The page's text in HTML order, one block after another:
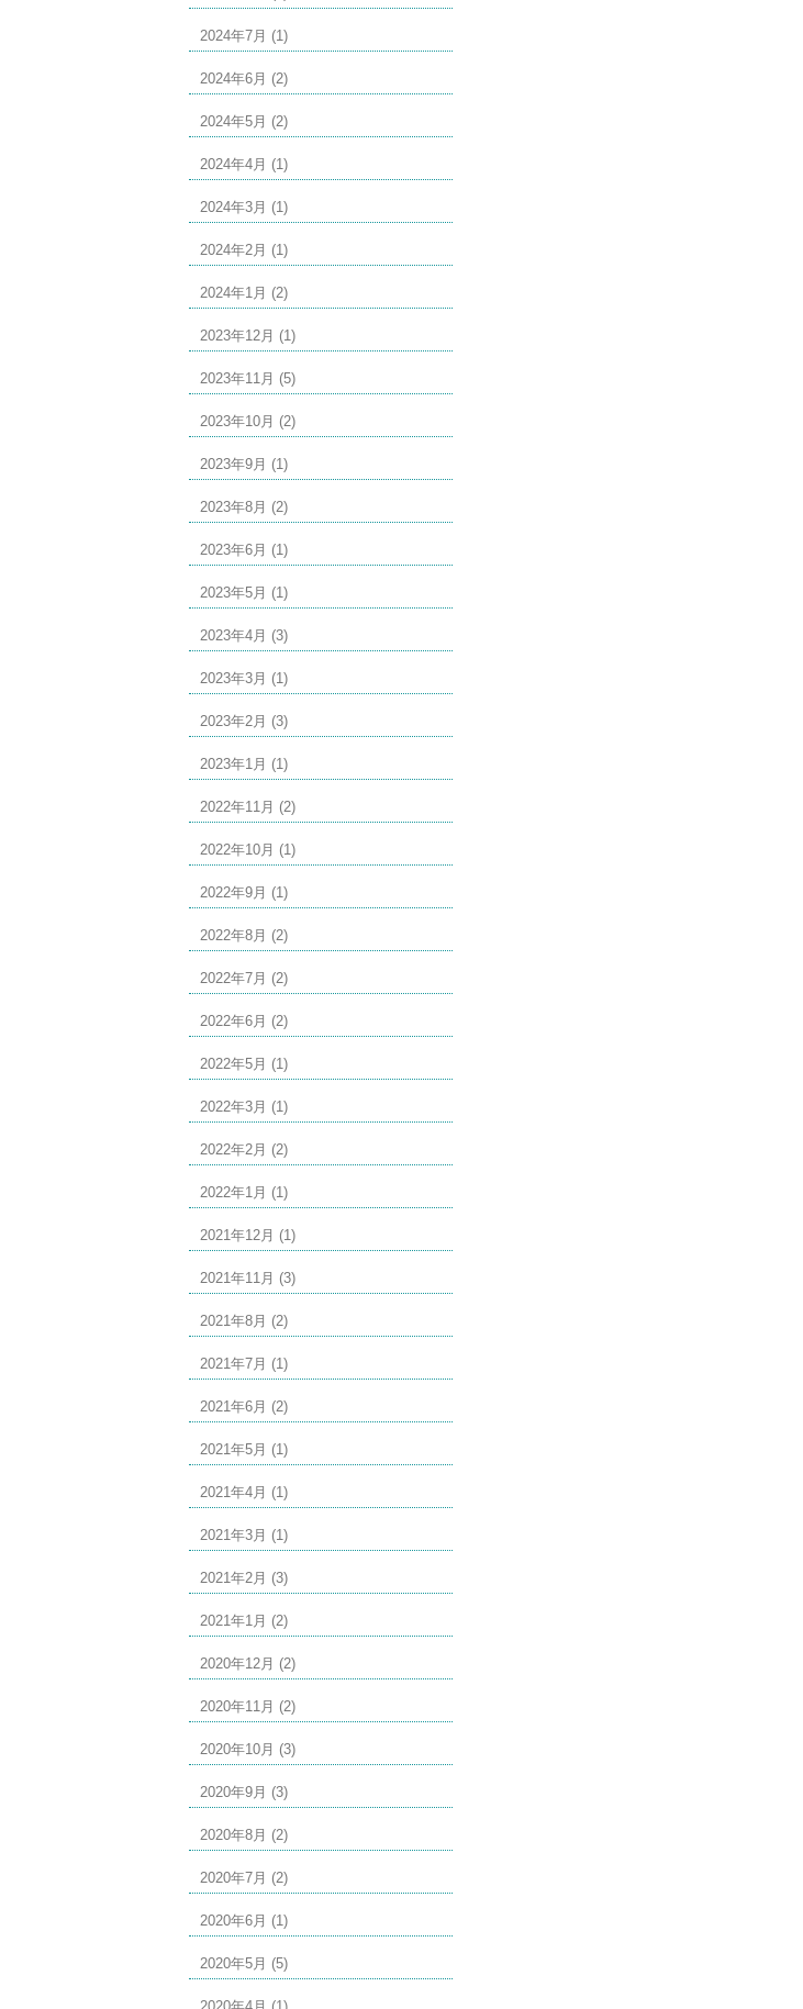
2024年7月 (1)
2024年6月 (2)
2024年5月 (2)
2024年4月 (1)
2024年3月 (1)
2024年2月 (1)
2024年1月 (2)
2023年12月 (1)
2023年11月 (5)
2023年10月 (2)
2023年9月 (1)
2023年8月 (2)
2023年6月 (1)
2023年5月 (1)
2023年4月 (3)
2023年3月 (1)
2023年2月 (3)
2023年1月 (1)
2022年11月 (2)
2022年10月 (1)
2022年9月 (1)
2022年8月 (2)
2022年7月 (2)
2022年6月 (2)
2022年5月 (1)
2022年3月 (1)
2022年2月 (2)
2022年1月 (1)
2021年12月 (1)
2021年11月 (3)
2021年8月 (2)
2021年7月 (1)
2021年6月 (2)
2021年5月 (1)
2021年4月 (1)
2021年3月 (1)
2021年2月 (3)
2021年1月 (2)
2020年12月 (2)
2020年11月 (2)
2020年10月 (3)
2020年9月 (3)
2020年8月 (2)
2020年7月 (2)
2020年6月 (1)
2020年5月 (5)